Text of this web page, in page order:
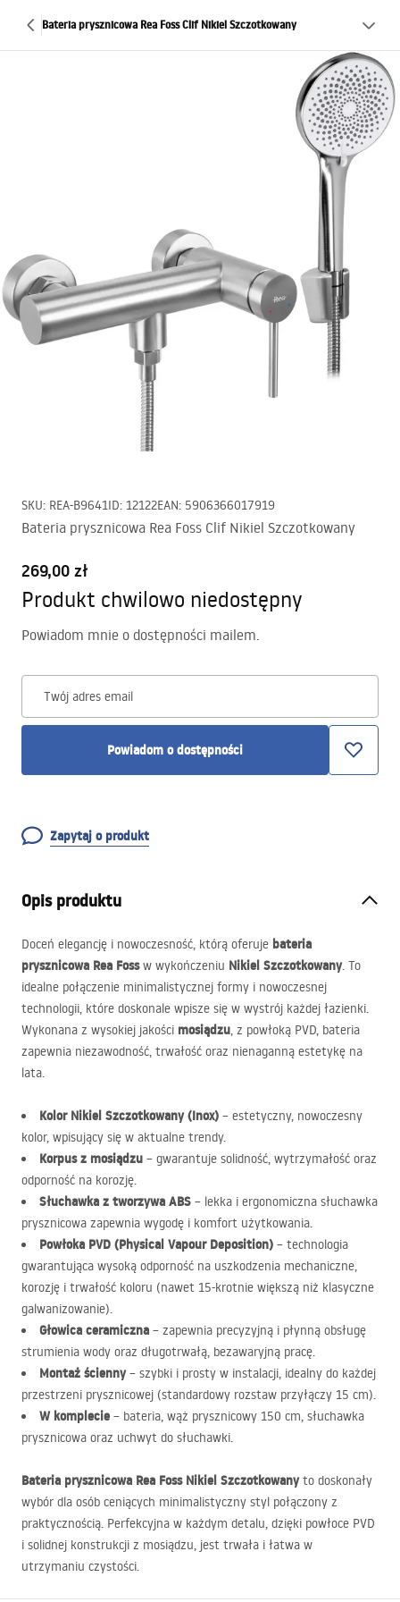
Bateria prysznicowa Rea Foss Clif Nikiel Szczotkowany
SKU: REA-B9641ID: 12122EAN: 5906366017919
Bateria prysznicowa Rea Foss Clif Nikiel Szczotkowany
269,00 zł
Produkt chwilowo niedostępny
Powiadom mnie o dostępności mailem.
Twój adres email
Powiadom o dostępności
Zapytaj o produkt
Opis produktu
Doceń elegancję i nowoczesność, którą oferuje bateria
prysznicowa Rea Fossw wykończeniu Nikiel Szczotkowany. To
idealne połączenie minimalistycznej formy i nowoczesnej
technologii, które doskonale wpisze się w wystrój każdej łazienki.
Wykonana z wysokiej jakości mosiądzu, z powłoką PVD, bateria
zapewnia niezawodność, trwałość oraz nienaganną estetykę na
lata.
Kolor Nikiel Szczotkowany (Inox) – estetyczny, nowoczesny
kolor, wpisujący się w aktualne trendy.
Korpus z mosiądzu – gwarantuje solidność, wytrzymałość oraz
odporność na korozję.
Słuchawka z tworzywa ABS – lekka i ergonomiczna słuchawka
prysznicowa zapewnia wygodę i komfort użytkowania.
Powłoka PVD (Physical Vapour Deposition) – technologia
gwarantująca wysoką odporność na uszkodzenia mechaniczne,
korozję i trwałość koloru (nawet 15-krotnie większą niż klasyczne
galwanizowanie).
Głowica ceramiczna – zapewnia precyzyjną i płynną obsługę
strumienia wody oraz długotrwałą, bezawaryjną pracę.
Montaż ścienny– szybki i prosty w instalacji, idealny do każdej
przestrzeni prysznicowej (standardowy rozstaw przyłączy 15 cm).
W komplecie – bateria, wąż prysznicowy 150 cm, słuchawka
prysznicowa oraz uchwyt do słuchawki.
Bateria prysznicowa Rea Foss Nikiel Szczotkowanyto doskonały
wybór dla osób ceniących minimalistyczny styl połączony z
praktycznością. Perfekcyjna w każdym detalu, dzięki powłoce PVD
i solidnej konstrukcji z mosiądzu, jest trwała i łatwa w
utrzymaniu czystości.